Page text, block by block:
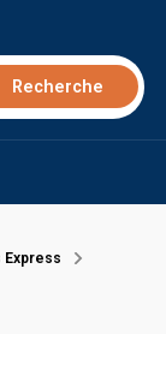
Express